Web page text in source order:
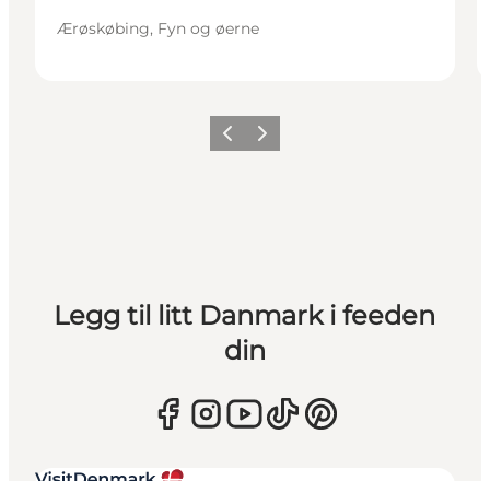
Ærøskøbing, Fyn og øerne
ForrigeNeste
Legg til litt Danmark i feeden
din